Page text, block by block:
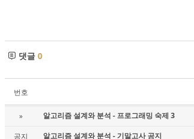
댓글 0
번호
» 알고리즘 설계와 분석 - 프로그래밍 숙제 3
공지 알고리즘 설계와 분석 - 기말고사 공지